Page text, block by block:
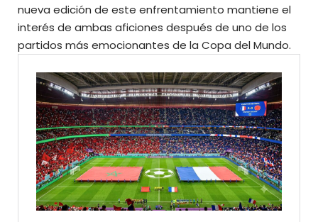
nueva edición de este enfrentamiento mantiene el
interés de ambas aficiones después de uno de los
partidos más emocionantes de la Copa del Mundo.